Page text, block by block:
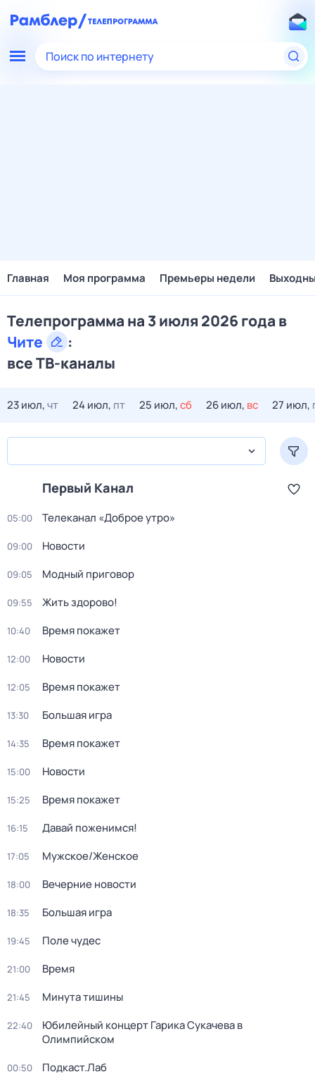
Поиск по интернету
Главная Моя программа Премьеры недели
Телепрограмма на 3 июля 2026 года в
Чите
:
все ТВ-каналы
23 июл,чт 24 июл, пт 25 июл,сб 26 июл, вс 27 июл,
Первый Канал
05:00 Телеканал «Доброе утро»
09:00 Новости
09:05 Модный приговор
09:55 Жить здорово!
10:40 Время покажет
12:00 Новости
12:05 Время покажет
13:30 Большая игра
14:35 Время покажет
15:00 Новости
15:25 Время покажет
16:15 Давай поженимся!
17:05 Мужское/Женское
18:00 Вечерние новости
18:35 Большая игра
19:45 Поле чудес
21:00 Время
21:45 Минута тишины
22:40
Юбилейный концерт Гарика Сукачева в
Олимпийском
00:50 Подкаст.Лаб